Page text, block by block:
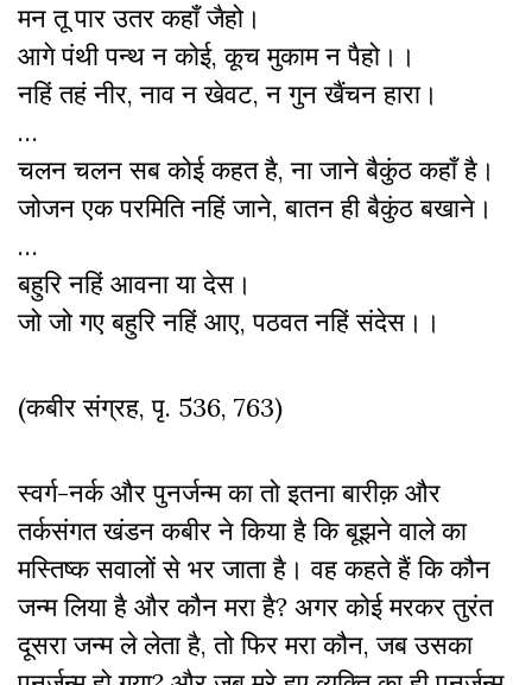
मन तू पार उतर कहाँ जैहो।
आगे पंथी पन्थ न कोई, कूच मुकाम न पैहो।।
नहिं तहं नीर, नाव न खेवट, न गुन खैंचन हारा।
…
चलन चलन सब कोई कहत है, ना जाने बैकुंठ कहाँ है।
जोजन एक परमिति नहिं जाने, बातन ही बैकुंठ बखाने।
…
बहुरि नहिं आवना या देस।
जो जो गए बहुरि नहिं आए, पठवत नहिं संदेस।।
(कबीर संग्रह, पृ. 536, 763)
स्वर्ग-नर्क और पुनर्जन्म का तो इतना बारीक़ और
तर्कसंगत खंडन कबीर ने किया है कि बूझने वाले का
मस्तिष्क सवालों से भर जाता है। वह कहते हैं कि कौन
जन्म लिया है और कौन मरा है? अगर कोई मरकर तुरंत
दूसरा जन्म ले लेता है, तो फिर मरा कौन, जब उसका